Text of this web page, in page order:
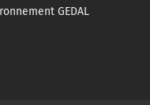
GEDAL